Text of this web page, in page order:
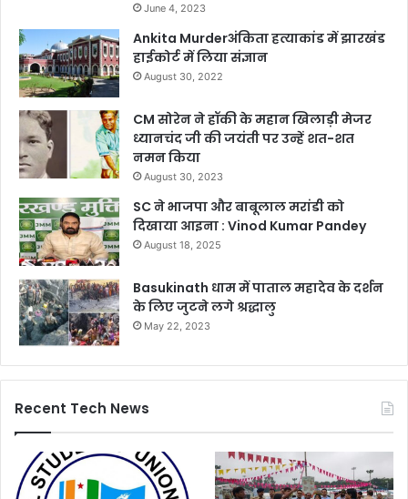
June 4, 2023
Ankita Murderअंकिता हत्याकांड में झारखंड
हाईकोर्ट में लिया संज्ञान
August 30, 2022
CM सोरेन ने हॉकी के महान खिलाड़ी मेजर
ध्यानचंद जी की जयंती पर उन्हें शत-शत
नमन किया
August 30, 2023
SC ने भाजपा और बाबूलाल मरांडी को
दिखाया आइना : Vinod Kumar Pandey
August 18, 2025
Basukinath धाम में पाताल महादेव के दर्शन
के लिए जुटने लगे श्रद्धालु
May 22, 2023
Recent Tech News